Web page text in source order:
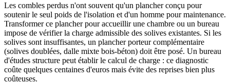
Les combles perdus n'ont souvent qu'un plancher conçu pour
soutenir le seul poids de l'isolation et d'un homme pour maintenance.
Transformer ce plancher pour accueillir une chambre ou un bureau
impose de vérifier la charge admissible des solives existantes. Si les
solives sont insuffisantes, un plancher porteur complémentaire
(solives doublées, dalle mixte bois-béton) doit être posé. Un bureau
d'études structure peut établir le calcul de charge : ce diagnostic
coûte quelques centaines d'euros mais évite des reprises bien plus
coûteuses.